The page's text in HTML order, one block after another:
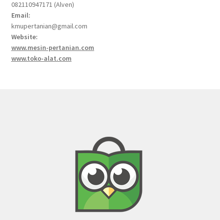
082110947171 (Alven)
Email:
kmupertanian@gmail.com
Website:
www.mesin-pertanian.com
www.toko-alat.com